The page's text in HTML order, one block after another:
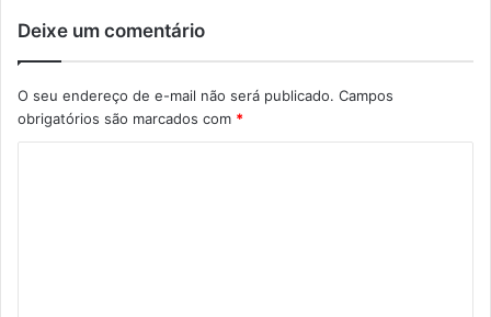
Deixe um comentário
O seu endereço de e-mail não será publicado. Campos
obrigatórios são marcados com *